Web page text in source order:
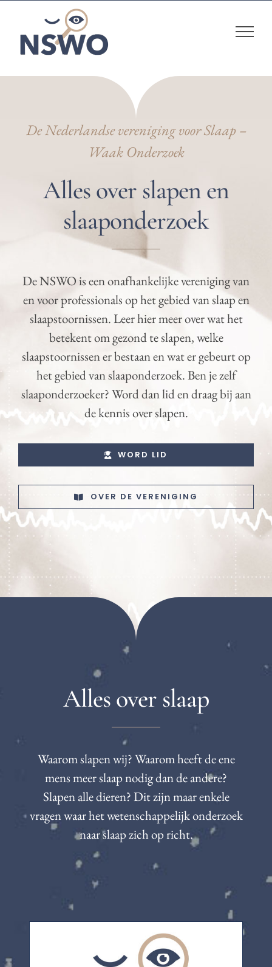
content
De Nederlandse vereniging voor Slaap –
Waak Onderzoek
Alles over slapen en
slaaponderzoek
De NSWO is een onafhankelijke vereniging van
en voor professionals op het gebied van slaap en
slaapstoornissen. Leer hier meer over wat het
betekent om gezond te slapen, welke
slaapstoornissen er bestaan en wat er gebeurt op
het gebied van slaaponderzoek. Ben je zelf
slaaponderzoeker? Word dan lid en draag bij aan
de kennis over slapen.
WORD LID
OVER DE VERENIGING
Alles over slaap
Waarom slapen wij? Waarom heeft de ene
mens meer slaap nodig dan de andere?
Slapen alle dieren? Dit zijn maar enkele
vragen waar het wetenschappelijk onderzoek
naar slaap zich op richt.